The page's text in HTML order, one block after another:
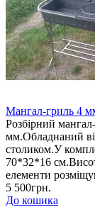
Мангал-гриль 4
Розбірний
мм.Обладнаний
столиком.У
70*32*16
елементи
5 500грн.
До кошика